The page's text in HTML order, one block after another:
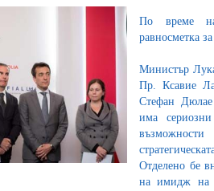
По време на
равносметка
Министър
Пр. Ксавие
Стефан
има
Отделено бе
на имидж на